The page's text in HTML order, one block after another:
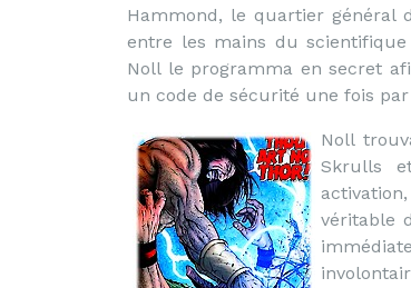
Hammond, le quartier général
entre les mains du
Noll le programma en secret
un code de sécurité une fois
Noll
Skrulls
véritable